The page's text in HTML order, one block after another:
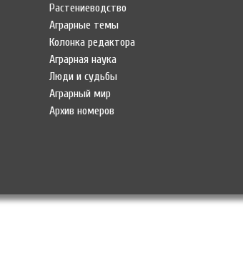
Растениеводство
Аграрные темы
Колонка редактора
Аграрная наука
Люди и судьбы
Аграрный мир
Архив номеров